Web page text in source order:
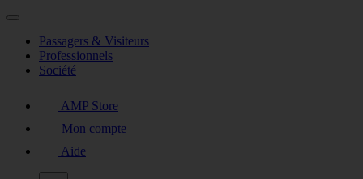
Passagers & Visiteurs
Professionnels
Société
AMP Store
Mon compte
Aide